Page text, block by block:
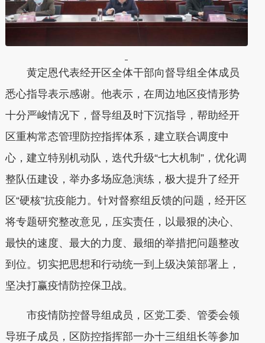
黄定恩代表经开区全体干部向督导组全体成员
悉心指导表示感谢。他表示，在周边地区疫情形势
十分严峻情况下，督导组及时下沉指导，帮助经开
区重构常态管理防控指挥体系，建立联合调度中
心，建立特别机动队，迭代升级“七大机制”，优化调
整队伍建设，举办多场应急演练，极大提升了经开
区“硬核”抗疫能力。针对督察组反馈的问题，经开区
将专题研究整改意见，压实责任，以最狠的决心、
最快的速度、最大的力度、最细的举措把问题整改
到位。切实把思想和行动统一到上级决策部署上，
坚决打赢疫情防控保卫战。
市疫情防控督导组成员，区党工委、管委会领
导班子成员，区防控指挥部一办十三组组长等参加